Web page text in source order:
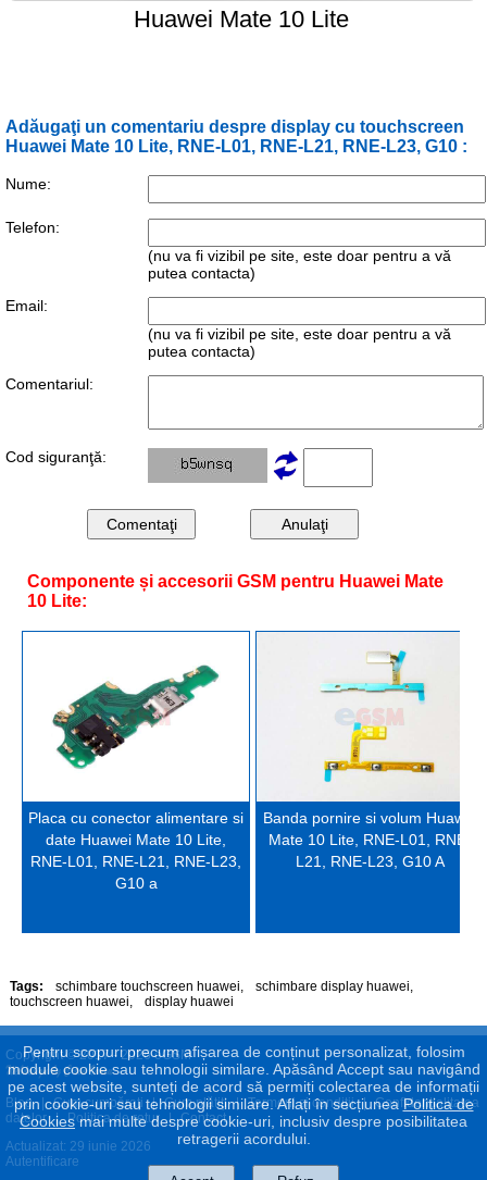
Huawei Mate 10 Lite
Adăugaţi un comentariu despre display cu touchscreen
Huawei Mate 10 Lite, RNE-L01, RNE-L21, RNE-L23, G10 :
Nume:
Telefon:
(nu va fi vizibil pe site, este doar pentru a vă
putea contacta)
Email:
(nu va fi vizibil pe site, este doar pentru a vă
putea contacta)
Comentariul:
Cod siguranţă:
Componente și accesorii GSM pentru Huawei Mate
10 Lite:
Placa cu conector alimentare si
date Huawei Mate 10 Lite,
RNE-L01, RNE-L21, RNE-L23,
G10 a
Banda pornire si volum Huawei
Mate 10 Lite, RNE-L01, RNE-
L21, RNE-L23, G10 A
Tags: schimbare touchscreen huawei, schimbare display huawei,
touchscreen huawei, display huawei
Copyright © 2017 - 2026 eGSM
Blog Cum cumpăraţi | Cum plătiţi | Termeni şi condiţii | Confidenţialitatea
datelor
| Politica de retur | Contact
Actualizat: 29 iunie 2026
Autentificare
Pentru scopuri precum afișarea de conținut personalizat, folosim
module cookie sau tehnologii similare. Apăsând Accept sau navigând
pe acest website, sunteți de acord să permiți colectarea de informații
prin cookie-uri sau tehnologii similare. Aflați în secțiuneaPolitica de
Cookiesmai multe despre cookie-uri, inclusiv despre posibilitatea
retragerii acordului.